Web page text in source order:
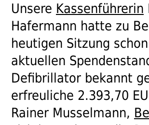
Unsere Kassenführerin
Hafermann hatte zu
heutigen Sitzung
aktuellen
Defibrillator bekannt
erfreuliche 2.393,70
Rainer Musselmann,